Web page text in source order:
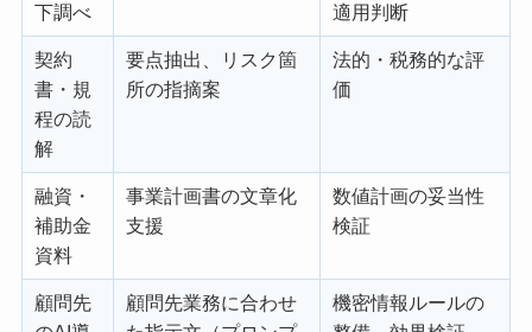
下調べ
適用判断
契約
書・規
程の読
解
要点抽出、リスク箇
所の指摘案
法的・税務的な評
価
融資・
補助金
資料
事業計画書の文章化
支援
数値計画の妥当性
検証
顧問先
顧問先業務に合わせ
機密情報ルールの